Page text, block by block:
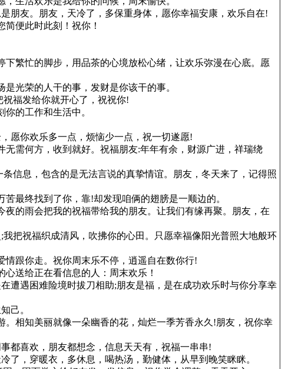
朋友。朋友，天冷了，多保重身体，愿你幸福安康，欢乐自在!
便此时此刻！祝你！
繁忙的脚步，用品茶的心境放松心绪，让欢乐弥漫在心底。愿
光荣的人干的事，发财是你该干的事。
福发给你就开心了，祝祝你!
的工作和生活中。
愿你欢乐多一点，烦恼少一点，祝一切遂愿!
需何方，收到就好。祝福朋友:年年有余，财源广进，祥瑞绕
信息，包含的是无法言说的真挚情谊。朋友，冬天来了，记得照
最终找到了你，靠!却发现咱俩的翅膀是一顺边的。
的雨会把我的祝福带给我的朋友。让我们有缘再聚。朋友，在
把祝福织成清风，吹拂你的心田。只愿幸福像阳光普照大地般环
跟你走。祝你周末乐不停，逍遥自在数你行!
送给正在看信息的人：周末欢乐！
遭遇困难险境时拔刀相助;朋友是福，是在成功欢乐时与你分享幸
己。
相知美丽就像一朵幽香的花，灿烂一季芳香永久!朋友，祝你幸
都喜欢，朋友都想念，信息天天有，祝福一串串!
，穿暖衣，多休息，喝热汤，勤健体，从早到晚笑眯眯。